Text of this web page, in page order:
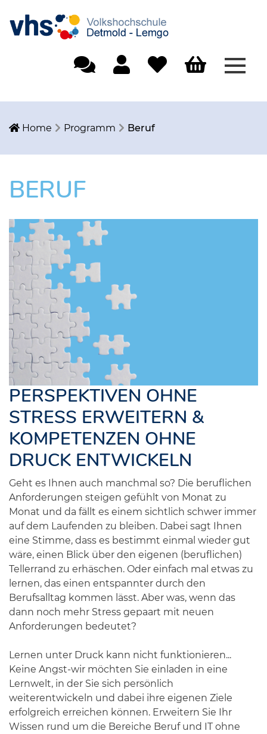
Home Programm Beruf
BERUF
PERSPEKTIVEN OHNE
STRESS ERWEITERN &
KOMPETENZEN OHNE
DRUCK ENTWICKELN
Geht es Ihnen auch manchmal so? Die beruflichen
Anforderungen steigen gefühlt von Monat zu
Monat und da fällt es einem sichtlich schwer immer
auf dem Laufenden zu bleiben. Dabei sagt Ihnen
eine Stimme, dass es bestimmt einmal wieder gut
wäre, einen Blick über den eigenen (beruflichen)
Tellerrand zu erhäschen. Oder einfach mal etwas zu
lernen, das einen entspannter durch den
Berufsalltag kommen lässt. Aber was, wenn das
dann noch mehr Stress gepaart mit neuen
Anforderungen bedeutet?
Lernen unter Druck kann nicht funktionieren...
Keine Angst-wir möchten Sie einladen in eine
Lernwelt, in der Sie sich persönlich
weiterentwickeln und dabei ihre eigenen Ziele
erfolgreich erreichen können. Erweitern Sie Ihr
Wissen rund um die Bereiche Beruf und IT ohne